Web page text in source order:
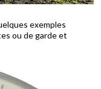
exemples
ou de garde et